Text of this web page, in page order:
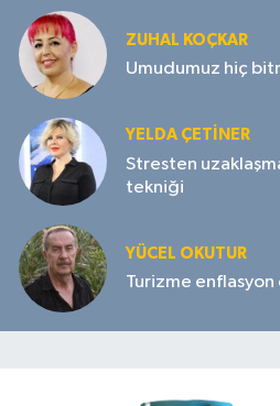
ZUHAL KOÇKAR
Umudumuz hiç
YELDA ÇETİNER
Stresten
tekniği
YÜCEL OKUTUR
Turizme enflasyon